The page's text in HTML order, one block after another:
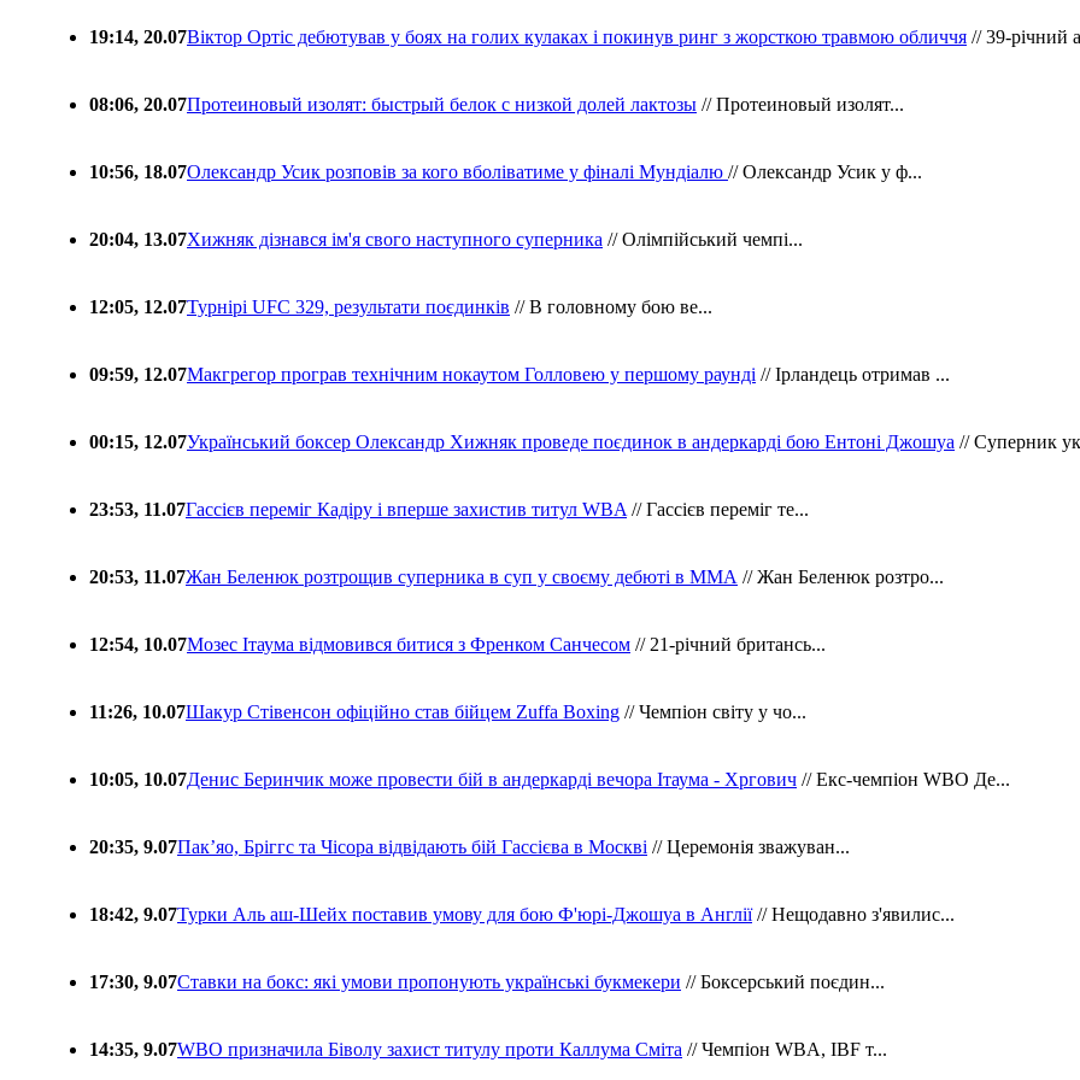
19:14, 20.07Віктор Ортіс дебютував у боях на голих кулаках і покинув ринг з жорсткою травмою обличчя // 39-річний
08:06, 20.07Протеиновый изолят: быстрый белок с низкой долей лактозы // Протеиновый изолят...
10:56, 18.07Олександр Усик розповів за кого вболіватиме у фіналі Мундіалю // Олександр Усик у ф...
20:04, 13.07Хижняк дізнався ім'я свого наступного суперника // Олімпійський чемпі...
12:05, 12.07Турнірі UFC 329, результати поєдинків // В головному бою ве...
09:59, 12.07Макгрегор програв технічним нокаутом Голловею у першому раунді // Ірландець отримав ...
00:15, 12.07Український боксер Олександр Хижняк проведе поєдинок в андеркарді бою Ентоні Джошуа // Суперник
23:53, 11.07Гассієв переміг Кадіру і вперше захистив титул WBA // Гассієв переміг те...
20:53, 11.07Жан Беленюк розтрощив суперника в суп у своєму дебюті в ММА // Жан Беленюк розтро...
12:54, 10.07Мозес Ітаума відмовився битися з Френком Санчесом // 21-річний британсь...
11:26, 10.07Шакур Стівенсон офіційно став бійцем Zuffa Boxing // Чемпіон світу у чо...
10:05, 10.07Денис Беринчик може провести бій в андеркарді вечора Ітаума - Хргович // Екс-чемпіон WBO Де...
20:35, 9.07Пакʼяо, Бріггс та Чісора відвідають бій Гассієва в Москві // Церемонія зважуван...
18:42, 9.07Турки Аль аш-Шейх поставив умову для бою Ф'юрі-Джошуа в Англії// Нещодавно з'явилис...
17:30, 9.07Ставки на бокс: які умови пропонують українські букмекери // Боксерський поєдин...
14:35, 9.07WBO призначила Біволу захист титулу проти Каллума Сміта // Чемпіон WBA, IBF т...